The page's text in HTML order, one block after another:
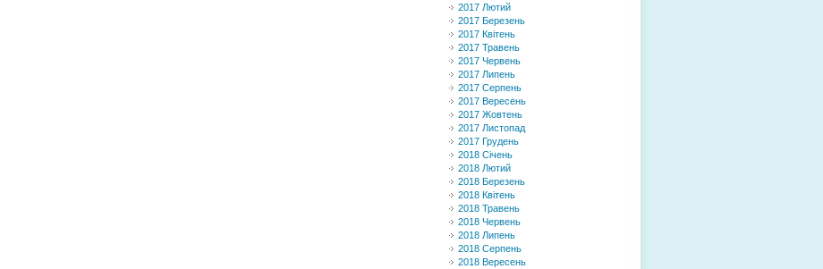
2017 Лютий
2017 Березень
2017 Квітень
2017 Травень
2017 Червень
2017 Липень
2017 Серпень
2017 Вересень
2017 Жовтень
2017 Листопад
2017 Грудень
2018 Січень
2018 Лютий
2018 Березень
2018 Квітень
2018 Травень
2018 Червень
2018 Липень
2018 Серпень
2018 Вересень